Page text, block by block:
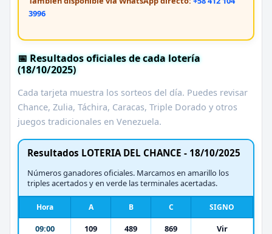
3996
📅 Resultados oficiales de cada lotería
(18/10/2025)
Cada tarjeta muestra los sorteos del día. Puedes revisar
Chance, Zulia, Táchira, Caracas, Triple Dorado y otros
juegos tradicionales en Venezuela.
Resultados LOTERIA DEL CHANCE - 18/10/2025
Números ganadores oficiales. Marcamos en amarillo los
triples acertados y en verde las terminales acertadas.
Hora A B C SIGNO
09:00 109 489 869 Vir